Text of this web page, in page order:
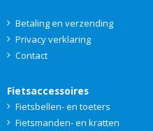
Betaling en verzending
Privacy verklaring
Contact
Fietsaccessoires
Fietsbellen- en toeters
Fietsmanden- en kratten